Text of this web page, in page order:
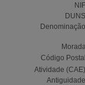
Código
Atividade